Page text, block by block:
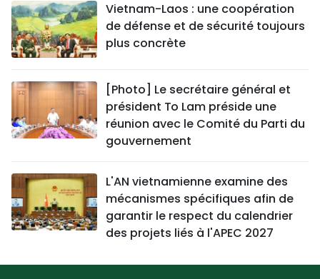
Vietnam-Laos : une coopération
de défense et de sécurité toujours
plus concrète
[Photo] Le secrétaire général et
président To Lam préside une
réunion avec le Comité du Parti du
gouvernement
L'AN vietnamienne examine des
mécanismes spécifiques afin de
garantir le respect du calendrier
des projets liés à l'APEC 2027